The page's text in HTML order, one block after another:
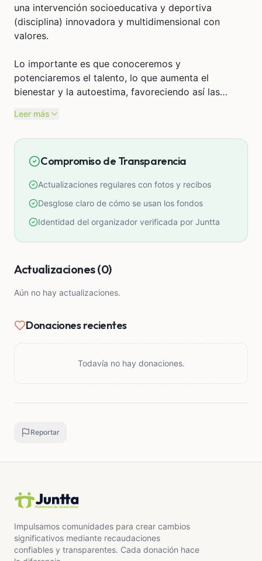
una intervención socioeducativa y deportiva
(disciplina) innovadora y multidimensional con
valores.
Lo importante es que conoceremos y
potenciaremos el talento, lo que aumenta el
bienestar y la autoestima, favoreciendo así las
niño, con el fin de que puedan optar a un futuro
Este proyecto está dirigido a los niños del Centro
Convención – Cusco.
¡Todos tenemos potencial para desarrollar nuestros
para hacerlo!
Leer más
Compromiso de Transparencia
Actualizaciones regulares con fotos y recibos
Desglose claro de cómo se usan los fondos
Identidad del organizador verificada por Juntta
Actualizaciones (0)
Aún no hay actualizaciones.
Donaciones recientes
Todavía no hay donaciones.
Reportar
Impulsamos comunidades para crear cambios
significativos mediante recaudaciones
confiables y transparentes. Cada donación hace